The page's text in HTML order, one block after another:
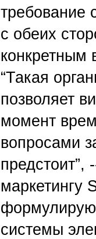
требование
с обеих
конкретным
“Такая
позволяет
момент
вопросами
предстоит”,
маркетингу
системы